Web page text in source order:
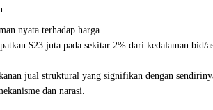
nyata terhadap harga.
$23 juta pada sekitar 2% dari kedalaman
jual struktural yang signifikan dengan
dan narasi.